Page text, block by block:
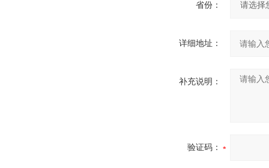
省份：
详细地址：
补充说明：
验证码：